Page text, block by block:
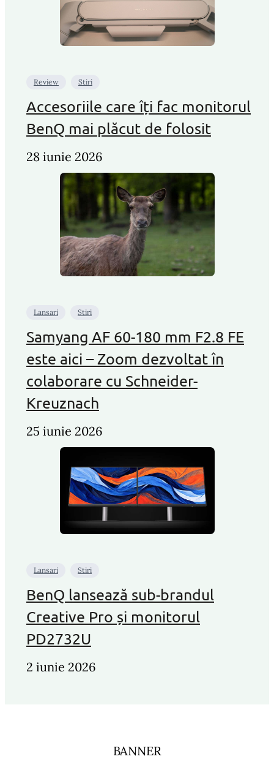
Review Stiri
Accesoriile care îți fac monitorul
BenQ mai plăcut de folosit
28 iunie 2026
Lansari Stiri
Samyang AF 60-180 mm F2.8 FE
este aici – Zoom dezvoltat în
colaborare cu Schneider-
Kreuznach
25 iunie 2026
Lansari Stiri
BenQ lansează sub-brandul
Creative Pro și monitorul
PD2732U
2 iunie 2026
BANNER